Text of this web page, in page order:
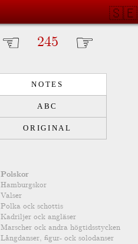
🇸🇪
☜ ☞
NOTES
ABC
ORIGINAL
Polskor
Hamburgskor
Valser
Polka ock schottis
Kadriljer ock angläser
Marscher ock andra högtidsstycken
Långdanser, figur- ock solodanser